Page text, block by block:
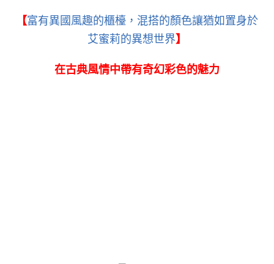
【富有異國風趣的櫃檯，混搭的顏色讓猶如置身於
艾蜜莉的異想世界】
在古典風情中帶有奇幻彩色的魅力